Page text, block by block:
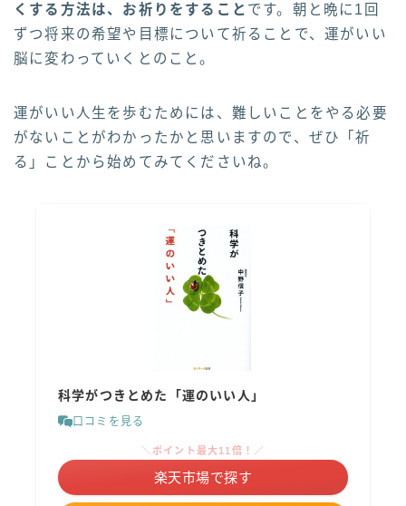
くする方法は、お祈りをすること です。朝と晩に1回
ずつ将来の希望や目標について祈ることで、運がいい
脳に変わっていくとのこと。
運がいい人生を歩むためには、難しいことをやる必要
がないことがわかったかと思いますので、ぜひ「祈
る」ことから始めてみてくださいね。
科学がつきとめた「運のいい人」
口コミを見る
＼ポイント最大11倍！／
楽天市場で探す